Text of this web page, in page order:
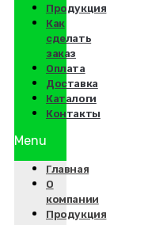
Продукция
Как
сделать
заказ
Оплата
Доставка
Каталоги
Контакты
Menu
Главная
О
компании
Продукция